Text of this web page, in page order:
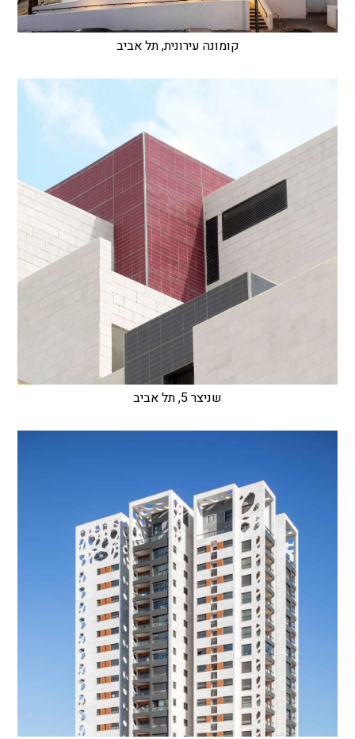
קומונה עירונית, תל אביב
שניצר 5, תל אביב